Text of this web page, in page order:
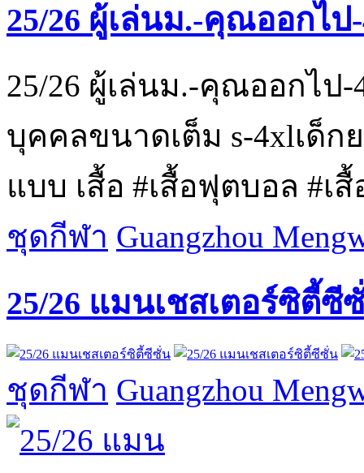
25/26 ผู้เล่นม.-คุณออกไป
25/26 ผู้เล่นม.-คุณออกไป
บุคคลขนาดเต็ม s-4xlเด็ก
แบบ เสื้อ #เสื้อฟุตบอล #เ
ชุดกีฬา Guangzhou
25/26 แมนเชสเตอร์ซิตี้ซี
ชุดกีฬา Guangzhou